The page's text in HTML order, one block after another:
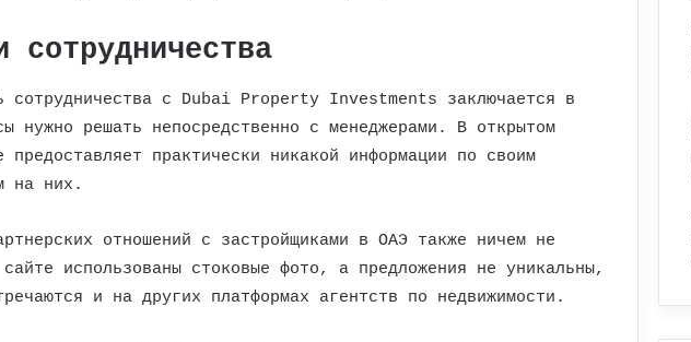
сотрудничества
сотрудничества с Dubai Property Investments заключается в
нужно решать непосредственно с менеджерами. В открытом
предоставляет практически никакой информации по своим
на них.
отношений с застройщиками в ОАЭ также ничем не
использованы стоковые фото, а предложения не уникальны,
и на других платформах агентств по недвижимости.